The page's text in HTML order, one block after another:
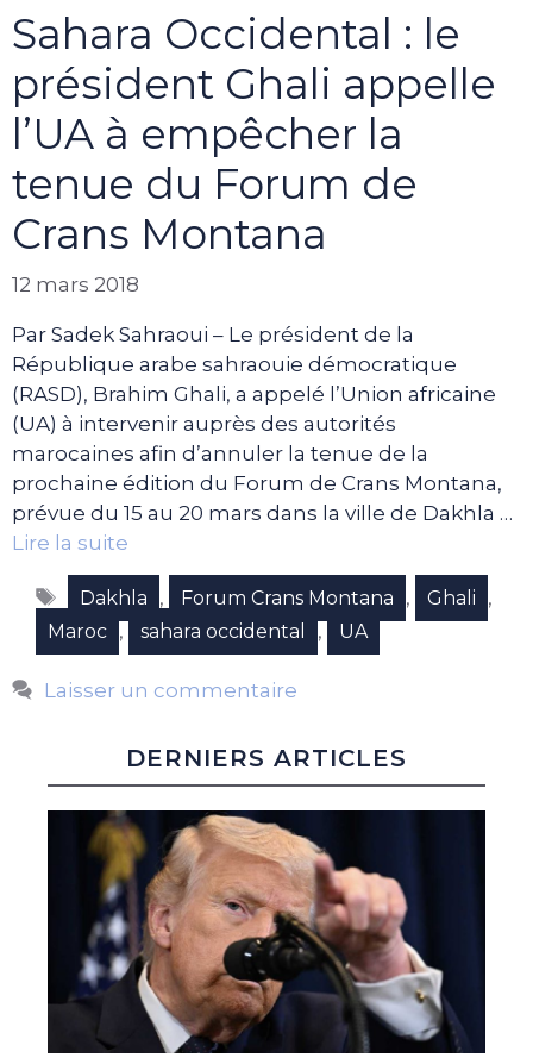
Sahara Occidental : le
président Ghali appelle
l’UA à empêcher la
tenue du Forum de
Crans Montana
12 mars 2018
Par Sadek Sahraoui – Le président de la
République arabe sahraouie démocratique
(RASD), Brahim Ghali, a appelé l’Union africaine
(UA) à intervenir auprès des autorités
marocaines afin d’annuler la tenue de la
prochaine édition du Forum de Crans Montana,
prévue du 15 au 20 mars dans la ville de Dakhla …
Lire la suite
Étiquettes
Dakhla , Forum Crans Montana , Ghali ,
Maroc , sahara occidental , UA
Laisser un commentaire
DERNIERS ARTICLES